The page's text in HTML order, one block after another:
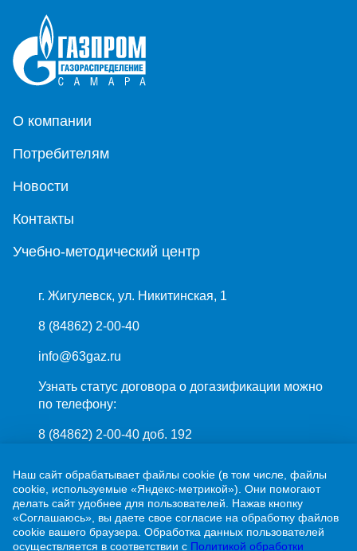
О компании
Потребителям
Новости
Контакты
Учебно-методический центр
г. Жигулевск, ул. Никитинская, 1
8 (84862) 2-00-40
info@63gaz.ru
Узнать статус договора о догазификации можно
по телефону:
8 (84862) 2-00-40 доб. 192
ПАО «Газпром»
Наш сайт обрабатывает файлы cookie (в том числе, файлы
cookie, используемые «Яндекс-метрикой»). Они помогают
делать сайт удобнее для пользователей. Нажав кнопку
«Соглашаюсь», вы даете свое согласие на обработку файлов
cookie вашего браузера. Обработка данных пользователей
осуществляется в соответствии с Политикой обработки